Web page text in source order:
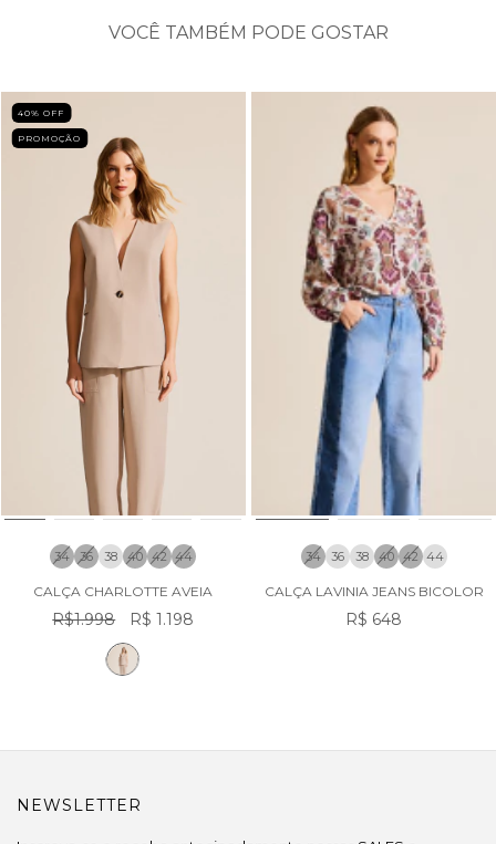
VOCÊ TAMBÉM PODE GOSTAR
40% OFF
PROMOÇÃO
34 36 38 40 42 44
CALÇA CHARLOTTE AVEIA
R$1.998 R$ 1.198
34 36 38 40 42 44
CALÇA LAVINIA JEANS BICOLOR
R$ 648
NEWSLETTER